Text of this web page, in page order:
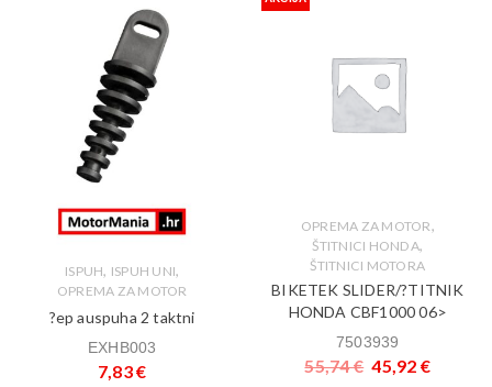
ISPUH, ISPUH UNI,
OPREMA ZA MOTOR
?ep auspuha 2 taktni
EXHB003
7,83€
OPREMA ZA MOTOR,
ŠTITNICI HONDA,
ŠTITNICI MOTORA
BIKETEK SLIDER/?TITNIK
HONDA CBF1000 06>
7503939
55,74€ 45,92 €